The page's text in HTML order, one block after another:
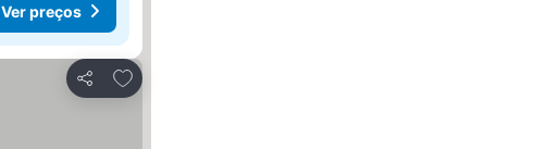
Ver preços
Partilhar
Adicionar aos favoritos